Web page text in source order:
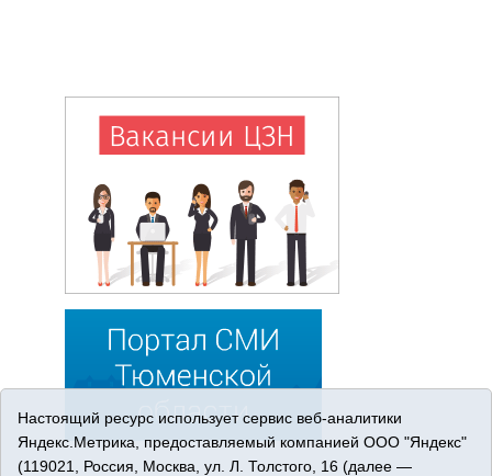
Настоящий ресурс использует сервис веб-аналитики
Яндекс.Метрика, предоставляемый компанией ООО "Яндекс"
(119021, Россия, Москва, ул. Л. Толстого, 16 (далее —